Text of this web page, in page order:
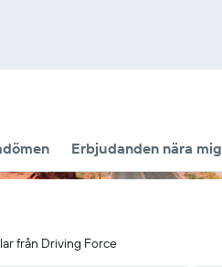
Erbjudanden nära mig
från Driving Force